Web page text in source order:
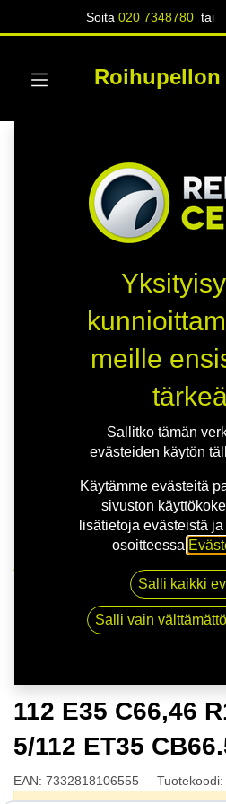
Soita020 7348780 tai
Roihupellon
NITRO STING FF SLV | 8X19
8x19 5/112 ET35 CB66.5
112 E35 C66,46
5/112 ET35
EAN: 7332818106555 Tuotekoodi:
meille
Sallitko tämän
evästeiden käytön
Käytämme evästeitä
sivuston
lisätietoja evästeistä
osoitteessa
Salli kaikki
Salli vain